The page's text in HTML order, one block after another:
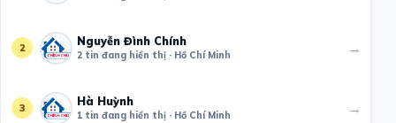
2 Nguyễn Đình Chính
2 tin đang hiển thị · Hồ Chí Minh →
3 Hà Huỳnh
1 tin đang hiển thị · Hồ Chí Minh →